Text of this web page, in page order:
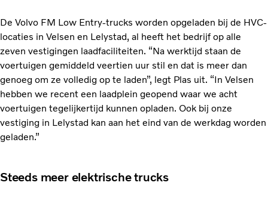
De Volvo FM Low Entry-trucks worden opgeladen bij de HVC-
locaties in Velsen en Lelystad, al heeft het bedrijf op alle
zeven vestigingen laadfaciliteiten. “Na werktijd staan de
voertuigen gemiddeld veertien uur stil en dat is meer dan
genoeg om ze volledig op te laden”, legt Plas uit. “In Velsen
hebben we recent een laadplein geopend waar we acht
voertuigen tegelijkertijd kunnen opladen. Ook bij onze
vestiging in Lelystad kan aan het eind van de werkdag worden
geladen.”
Steeds meer elektrische trucks